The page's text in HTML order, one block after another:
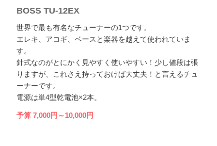
BOSS TU-12EX
世界で最も有名なチューナーの1つです。
エレキ、アコギ、ベースと楽器を越えて使われていま
す。
針式なのがとにかく見やすく使いやすい！少し値段は張
りますが、これさえ持っておけば大丈夫！と言えるチュ
ーナーです。
電源は単4型乾電池×2本。
予算 7,000円～10,000円